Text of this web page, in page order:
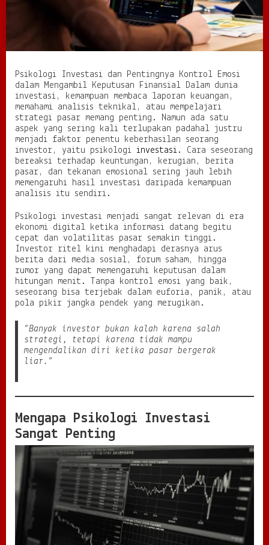
P
e
t
i
g
n
y
a
o
n
t
o
l
o
s
i
a
l
a
m
M
g
a
m
K
p
s
n
i
n
a
n
Psikologi Investasi dan Pentingnya Kontrol Emosi
dalam Mengambil Keputusan Finansial Dalam dunia
investasi, kemampuan membaca laporan keuangan,
memahami analisis teknikal, atau mempelajari
strategi pasar memang penting. Namun ada satu
aspek yang sering kali terlupakan padahal justru
menjadi faktor penentu keberhasilan seorang
investor, yaitu psikologi investasi. Cara seseorang
bereaksi terhadap keuntungan, kerugian, berita
pasar, dan tekanan emosional sering jauh lebih
memengaruhi hasil investasi daripada kemampuan
analisis itu sendiri.
Psikologi investasi menjadi sangat relevan di era
ekonomi digital ketika informasi datang begitu
cepat dan volatilitas pasar semakin tinggi.
Investor ritel kini menghadapi derasnya arus
berita dari media sosial, forum saham, hingga
rumor yang dapat memengaruhi keputusan dalam
hitungan menit. Tanpa kontrol emosi yang baik,
seseorang bisa terjebak dalam euforia, panik, atau
pola pikir jangka pendek yang merugikan.
“Banyak investor bukan kalah karena salah
strategi, tetapi karena tidak mampu
mengendalikan diri ketika pasar bergerak
liar.”
Mengapa Psikologi Investasi
Sangat Penting